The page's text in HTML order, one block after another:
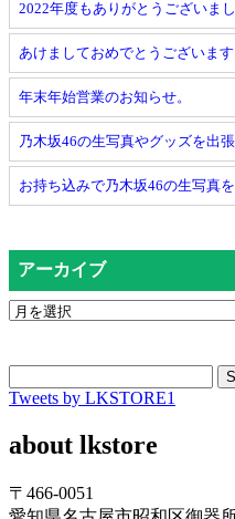
2022年度もありがとうございまし
あけましておめでとうございます
年末年始営業のお知らせ。
乃木坂46の生写真やグッズを出
お持ち込みで乃木坂46の生写真
アーカイブ
Tweets by LKSTORE1
about lkstore
〒466-0051